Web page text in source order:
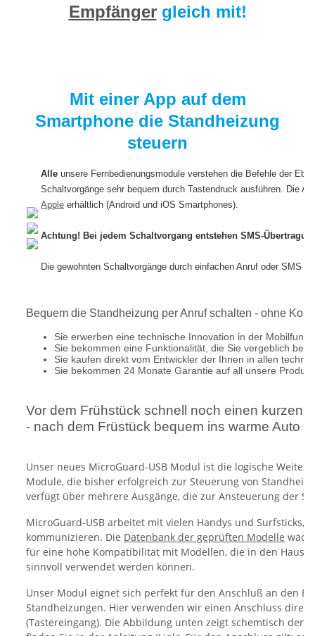
Empfängergleich mit!
Mit einer App auf dem
Smartphone die Standheizung
steuern
Alle unsere Fernbedienungsmodule verstehen die Befehle der
Schaltvorgänge sehr bequem durch Tastendruck ausführen. Die
Apple erhältlich (Android und iOS Smartphones).
Achtung! Bei jedem Schaltvorgang entstehen SMS-
Die gewohnten Schaltvorgänge durch einfachen Anruf oder SMS
Bequem die Standheizung per Anruf schalten - ohne
Sie erwerben eine technische Innovation in der
Sie bekommen eine Funktionalität, die Sie vergeblich bei
Sie kaufen direkt vom Entwickler der Ihnen in allen
Sie bekommen 24 Monate Garantie auf all unsere
Vor dem Frühstück schnell noch einen kurzen
- nach dem Früstück bequem ins warme Auto
Unser neues MicroGuard-USB Modul ist die logische
Module, die bisher erfolgreich zur Steuerung von
verfügt über mehrere Ausgänge, die zur Ansteuerung der
MicroGuard-USB arbeitet mit vielen Handys und Surfsticks,
kommunizieren. Die Datenbank der geprüften Modelle
für eine hohe Kompatibilität mit Modellen, die in den
sinnvoll verwendet werden können.
Unser Modul eignet sich perfekt für den Anschluß an den
Standheizungen. Hier verwenden wir einen Anschluss direkt
(Tastereingang). Die Abbildung unten zeigt schemtisch den